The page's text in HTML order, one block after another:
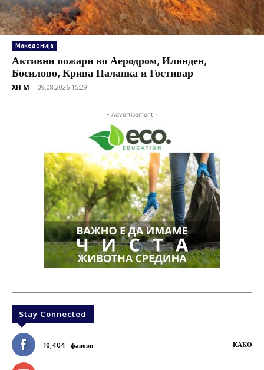
Македонија
Активни пожари во Аеродром, Илинден,
Босилово, Крива Паланка и Гостивар
XH M - 09.08.2026 15:29
- Advertisement -
Stay Connected
10,404 фанови КАКО